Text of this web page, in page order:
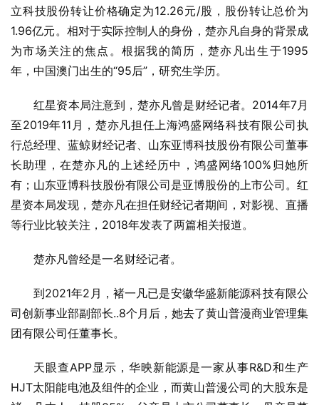
立科技股份转让价格确定为12.26元/股，股份转让总价为
1.96亿元。相对于实际控制人的身份，楚亦凡自身的背景成
为市场关注的焦点。根据我的简历，楚亦凡出生于1995
年，中国澳门出生的“95后”，研究生学历。
红星资本局注意到，楚亦凡曾是财经记者。2014年7月
至2019年11月，楚亦凡担任上海鸿盛网络科技有限公司执
行总经理、蓝鲸财经记者、山东亚博科技股份有限公司董事
长助理，在楚亦凡的上述经历中，鸿盛网络100%归她所
有；山东亚博科技股份有限公司是亚博股份的上市公司。红
星资本局发现，楚亦凡在担任财经记者期间，对影视、直播
等行业比较关注，2018年发表了两篇相关报道。
楚亦凡曾经是一名财经记者。
到2021年2月，褚一凡已是安徽华盛新能源科技有限公
司创新事业部副部长..8个月后，她去了黄山普漫商业管理集
团有限公司任董事长。
天眼查APP显示，华映新能源是一家从事R&D和生产
HJT太阳能电池及组件的企业，而黄山普漫公司的大股东是